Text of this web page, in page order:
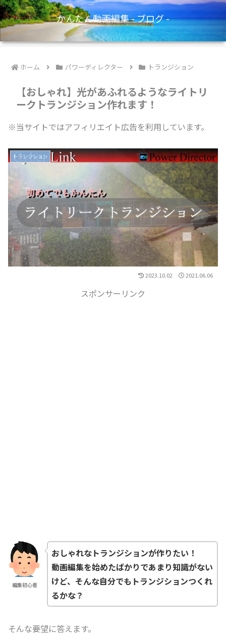
かんたん動画編集 - ブログ -
ホーム パワーディレクター トランジション
【おしゃれ】光があふれるようなライトリ
ークトランジション作れます！
※当サイトではアフィリエイト広告を利用しています。
トランジション
2023.10.02 2021.06.06
スポンサーリンク
編集初心者
おしゃれなトランジションが作りたい！
動画編集を始めたばかりであまり知識がない
けど、そんな自分でもトランジションつくれ
るかな？
そんな要望に答えます。